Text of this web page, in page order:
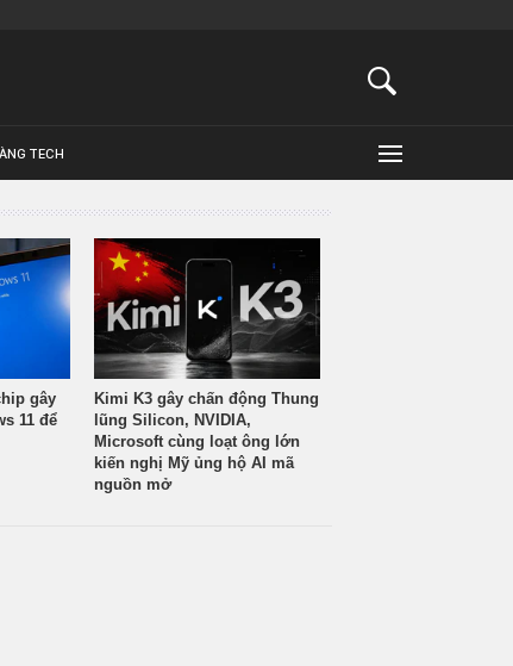
TECH
gây
11 để
Kimi K3 gây chấn động Thung
lũng Silicon, NVIDIA,
Microsoft cùng loạt ông lớn
kiến nghị Mỹ ủng hộ AI mã
nguồn mở